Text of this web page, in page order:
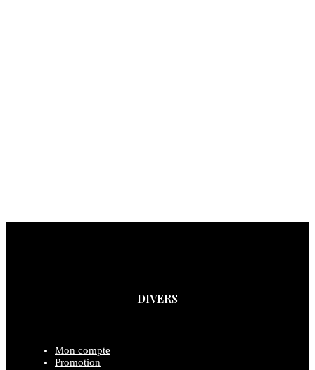
DIVERS
Mon compte
Promotion